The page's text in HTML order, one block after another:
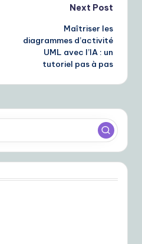
Next Post
Maîtriser les
diagrammes d’activité
UML avec l’IA : un
tutoriel pas à pas